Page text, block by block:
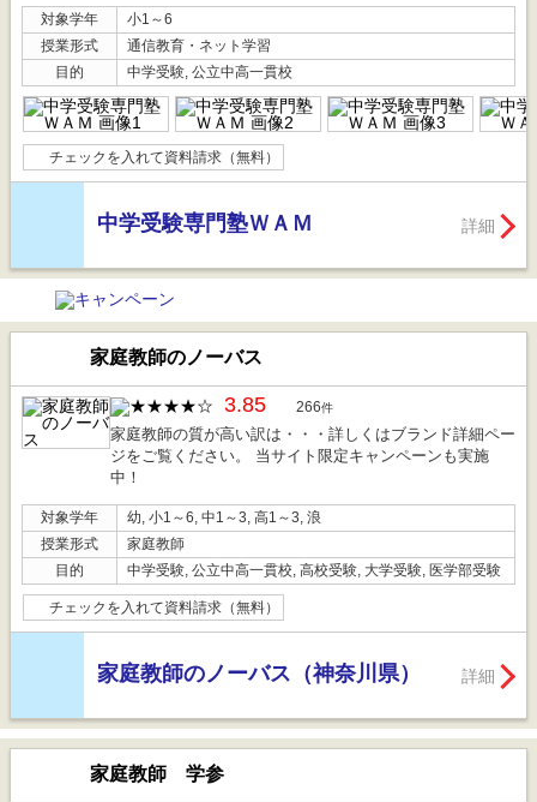
対象学年
小1～6
授業形式
通信教育・ネット学習
目的
中学受験, 公立中高一貫校
チェックを入れて資料請求（無料）
中学受験専門塾ＷＡＭ 詳細
家庭教師のノーバス
3.85 266件
家庭教師の質が高い訳は・・・詳しくはブランド詳細ペー
ジをご覧ください。 当サイト限定キャンペーンも実施
中！
対象学年
幼, 小1～6, 中1～3, 高1～3, 浪
授業形式
家庭教師
目的
中学受験, 公立中高一貫校, 高校受験, 大学受験, 医学部受験
チェックを入れて資料請求（無料）
家庭教師のノーバス（神奈川県） 詳細
家庭教師 学参